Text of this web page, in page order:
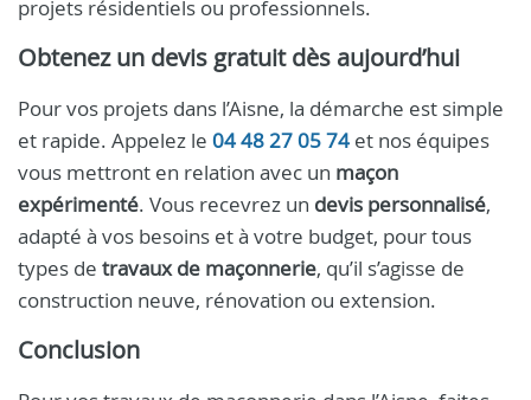
projets résidentiels ou professionnels.
Obtenez un devis gratuit dès aujourd’hui
Pour vos projets dans l’Aisne, la démarche est simple
et rapide. Appelez le 04 48 27 05 74 et nos équipes
vous mettront en relation avec un maçon
expérimenté. Vous recevrez un devis personnalisé,
adapté à vos besoins et à votre budget, pour tous
types de travaux de maçonnerie, qu’il s’agisse de
construction neuve, rénovation ou extension.
Conclusion